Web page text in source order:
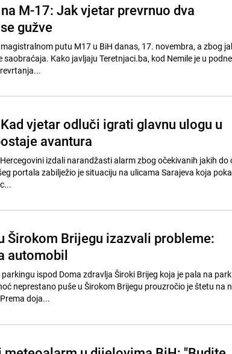
M-17: Jak vjetar prevrnuo dva
gužve
putu M17 u BiH danas, 17. novembra, a zbog
Kako javljaju Teretnjaci.ba, kod Nemile je u
vjetar odluči igrati glavnu ulogu u
avantura
izdali narandžasti alarm zbog očekivanih jakih do
portala zabilježio je situaciju na ulicama Sarajeva koja
Širokom Brijegu izazvali probleme:
automobil
ispod Doma zdravlja Široki Brijeg koja je pala na
neprestano puše u Širokom Brijegu prouzročio je štetu na
doja...